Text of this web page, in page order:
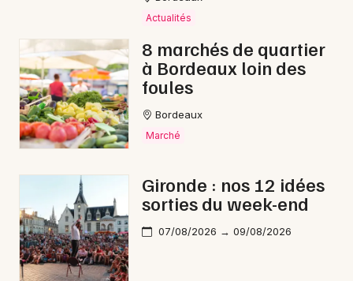
Actualités
8 marchés de quartier
à Bordeaux loin des
foules
Bordeaux
Marché
Gironde : nos 12 idées
sorties du week-end
07/08/2026 → 09/08/2026